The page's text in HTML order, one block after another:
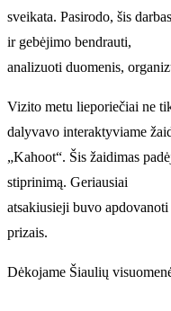
sveikata. Pasirodo, šis
ir gebėjimo bendrauti,
analizuoti duomenis,
Vizito metu lieporiečiai ne
dalyvavo interaktyviame
„Kahoot“. Šis žaidimas
stiprinimą. Geriausiai
atsakiusieji buvo
prizais.
Dėkojame Šiaulių